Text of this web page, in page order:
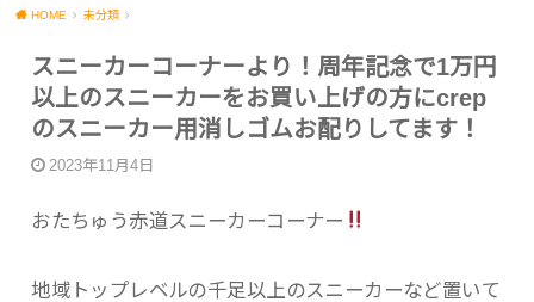
HOME 未分類
スニーカーコーナーより！周年記念で1万円
以上のスニーカーをお買い上げの方にcrep
のスニーカー用消しゴムお配りしてます！
2023年11月4日
おたちゅう赤道スニーカーコーナー
地域トップレベルの千足以上のスニーカーなど置いて